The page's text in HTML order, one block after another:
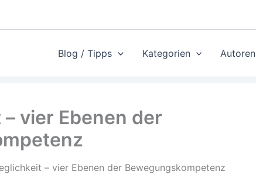
Blog / Tipps Kategorien Autoren
vier Ebenen der
– vier Ebenen der Bewegungskompetenz